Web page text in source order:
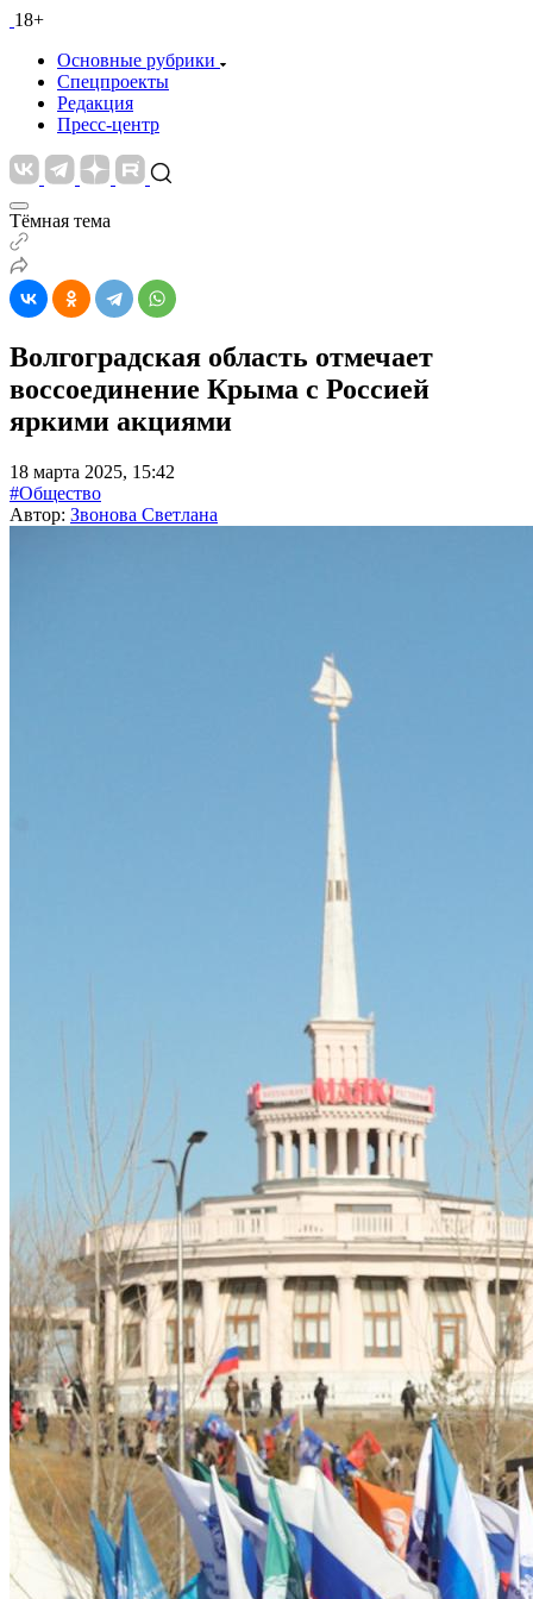
18+
Основные рубрики
Спецпроекты
Редакция
Пресс-центр
Тёмная тема
Волгоградская область отмечает
воссоединение Крыма с Россией
яркими акциями
18 марта 2025, 15:42
#Общество
Автор: Звонова Светлана